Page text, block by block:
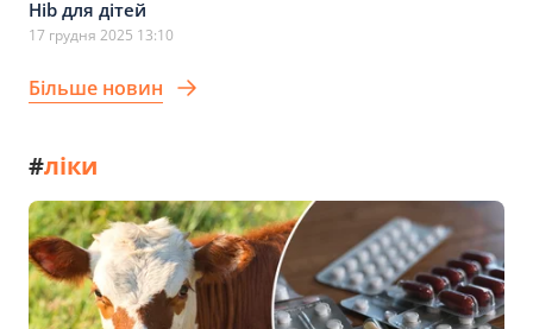
Hib для дітей
17 грудня 2025 13:10
Більше новин
#ліки